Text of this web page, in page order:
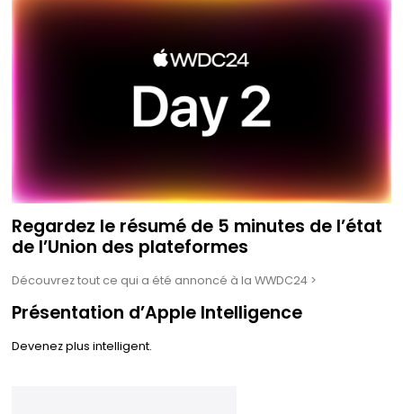
Regardez le résumé de 5 minutes de l’état
de l’Union des plateformes
Découvrez tout ce qui a été annoncé à la WWDC24 >
Présentation d’Apple Intelligence
Devenez plus intelligent.